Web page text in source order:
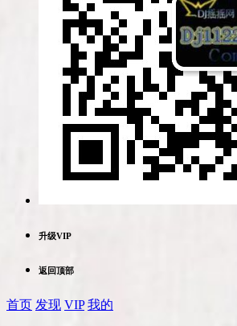
升级VIP
返回顶部
首页 发现 VIP 我的